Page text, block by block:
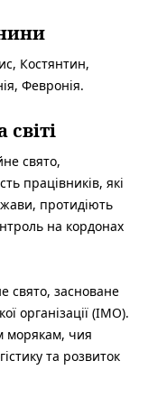
Костянтин,
Февронія.
світі
свято,
працівників, які
протидіють
на кордонах
свято, засноване
організації (IMO).
морякам, чия
та розвиток